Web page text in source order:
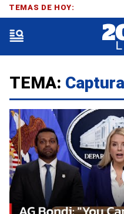
TEMA:
TEMAS DE HOY: